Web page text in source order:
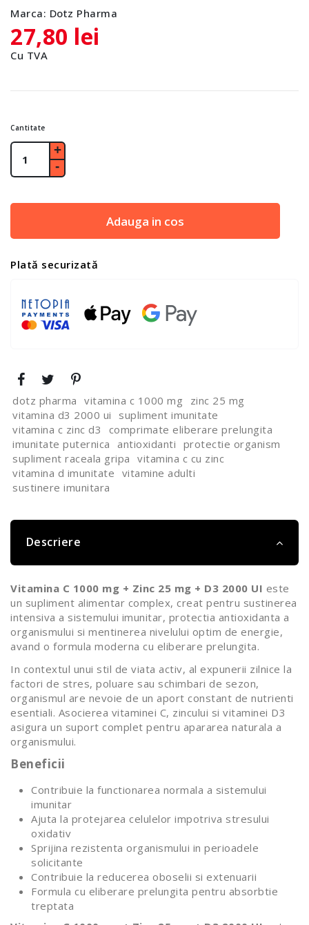
Marca: Dotz Pharma
27,80 lei
Cu TVA
Cantitate
Adauga in cos
Plată securizată
dotz pharma vitamina c 1000 mg
zinc 25 mg
vitamina d3 2000 ui
supliment imunitate
vitamina c zinc d3
comprimate eliberare prelungita
imunitate puternica antioxidanti protectie organism
supliment raceala gripa vitamina c cu zinc
vitamina d imunitate vitamine adulti
sustinere imunitara
Descriere
Vitamina C 1000 mg + Zinc 25 mg + D3 2000 UI este
un supliment alimentar complex, creat pentru sustinerea
intensiva a sistemului imunitar, protectia antioxidanta a
organismului si mentinerea nivelului optim de energie,
avand o formula moderna cu eliberare prelungita.
In contextul unui stil de viata activ, al expunerii zilnice la
factori de stres, poluare sau schimbari de sezon,
organismul are nevoie de un aport constant de nutrienti
esentiali. Asocierea vitaminei C, zincului si vitaminei D3
asigura un suport complet pentru apararea naturala a
organismului.
Beneficii
Contribuie la functionarea normala a sistemului
imunitar
Ajuta la protejarea celulelor impotriva stresului
oxidativ
Sprijina rezistenta organismului in perioadele
solicitante
Contribuie la reducerea oboselii si extenuarii
Formula cu eliberare prelungita pentru absorbtie
treptata